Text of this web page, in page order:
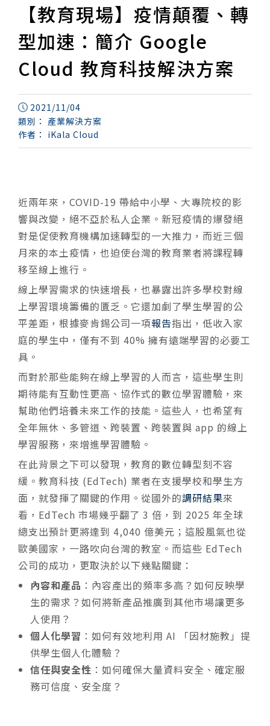
【教育現場】疫情顛覆、轉
型加速：簡介 Google
Cloud 教育科技解決方案
2021/11/04
類別： 產業解決方案
作者： iKala Cloud
近兩年來，COVID-19 帶給中小學、大專院校的影
響與改變，絕不亞於私人企業。新冠疫情的爆發絕
對是促使教育機構加速轉型的一大推力，而近三個
月來的本土疫情，也迫使台灣的教育業者將課程轉
移至線上進行。
線上學習需求的快速增長，也暴露出許多學校對線
上學習環境籌備的匱乏。它還加劇了學生學習的公
平差距，根據麥肯錫公司一項報告指出，低收入家
庭的學生中，僅有不到 40% 擁有遠端學習的必要工
具。
而對於那些能夠在線上學習的人而言，這些學生則
期待能有互動性更高、協作式的數位學習體驗，來
幫助他們培養未來工作的技能。這些人，也希望有
全年無休、多管道、跨裝置、跨裝置與 app 的線上
學習服務，來增進學習體驗。
在此背景之下可以發現，教育的數位轉型刻不容
緩。教育科技 (EdTech) 業者在支援學校和學生方
面，就發揮了關鍵的作用。從國外的調研結果來
看，EdTech 市場幾乎翻了 3 倍，到 2025 年全球
總支出預計更將達到 4,040 億美元；這股風氣也從
歐美國家，一路吹向台灣的教室。而這些 EdTech
公司的成功，更取決於以下幾點關鍵：
內容和產品 ：內容產出的頻率多高？如何反映學
生的需求？如何將新產品推廣到其他市場讓更多
人使用？
個人化學習 ：如何有效地利用 AI 「因材施教」提
供學生個人化體驗？
信任與安全性 ：如何確保大量資料安全、確定服
務可信度、安全度？